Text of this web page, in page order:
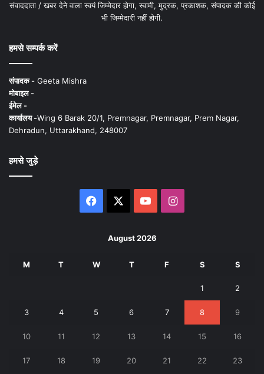
संवाददाता / खबर देने वाला स्वयं जिम्मेदार होगा, स्वामी, मुद्रक, प्रकाशक, संपादक की कोई
भी जिम्मेदारी नहीं होगी.
हमसे सम्पर्क करें
संपादक - Geeta Mishra
मोबाइल -
ईमेल -
कार्यालय -Wing 6 Barak 20/1, Premnagar, Premnagar, Prem Nagar,
Dehradun, Uttarakhand, 248007
हमसे जुड़े
Facebook YouTubeInstagram
August 2026
M T W T F S S
1 2
3 4 5 6 7 8 9
10 11 12 13 14 15 16
17 18 19 20 21 22 23